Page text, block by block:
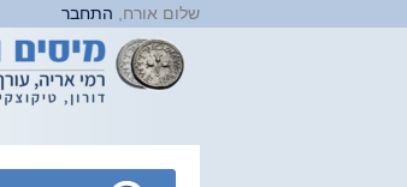
שלום אורח, התחבר